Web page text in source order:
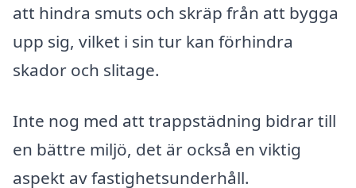
att hindra smuts och skräp från att bygga
upp sig, vilket i sin tur kan förhindra
skador och slitage.
Inte nog med att trappstädning bidrar till
en bättre miljö, det är också en viktig
aspekt av fastighetsunderhåll.